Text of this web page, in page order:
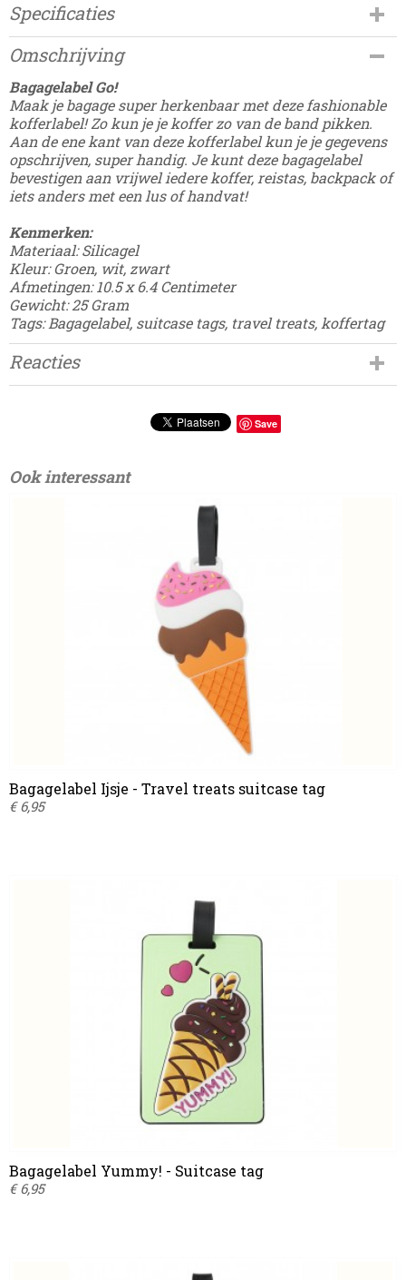
Specificaties
Productcode
Damesdingetjes-1068
EAN code
8785275691901
Omschrijving
Bagagelabel Go!
Maak je bagage super herkenbaar met deze fashionable
kofferlabel! Zo kun je je koffer zo van de band pikken.
Aan de ene kant van deze kofferlabel kun je je gegevens
opschrijven, super handig. Je kunt deze bagagelabel
bevestigen aan vrijwel iedere koffer, reistas, backpack of
iets anders met een lus of handvat!
Kenmerken:
Materiaal: Silicagel
Kleur: Groen, wit, zwart
Afmetingen: 10.5 x 6.4 Centimeter
Gewicht: 25 Gram
Tags: Bagagelabel, suitcase tags, travel treats, koffertag
Reacties
Save
Ook interessant
Bagagelabel Ijsje - Travel treats suitcase tag
€ 6,95
Bagagelabel Yummy! - Suitcase tag
€ 6,95